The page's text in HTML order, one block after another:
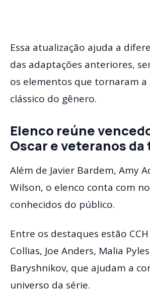
Essa atualização ajuda a
das adaptações anteriores,
os elementos que tornaram
clássico do gênero.
Elenco reúne
Oscar e veteranos
Além de Javier Bardem, Amy
Wilson, o elenco conta com
conhecidos do público.
Entre os destaques estão
Collias, Joe Anders, Malia
Baryshnikov, que ajudam a
universo da série.